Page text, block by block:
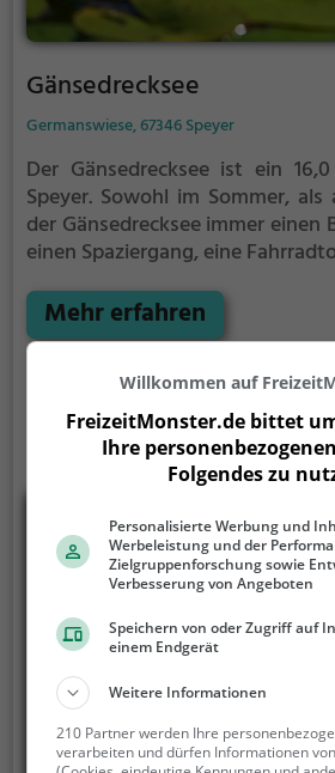
Gänsedrecksee
Germanswiese, 67346 Speyer
Der Gänsedrecksee ist ein
Speyer. Sowohl im Sommer,
der Gänsedrecksee immer einen
einen Spaziergang, eine
zahlreiche Möglichkeiten für
Mehr erfahren
Willkommen auf
FreizeitMonster.de bittet
Ihre
Folgendes zu
Personalisierte Werbung und
Werbeleistung und der
Zielgruppenforschung sowie
Verbesserung von Angeboten
Speichern von oder Zugriff auf
einem Endgerät
Weitere Informationen
210 Partner werden Ihre
verarbeiten und dürfen Informationen